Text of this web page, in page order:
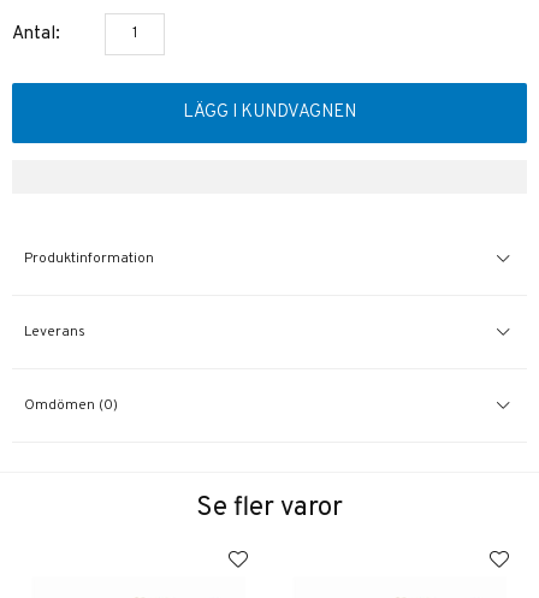
Antal:
LÄGG I KUNDVAGNEN
Produktinformation
Leverans
Omdömen (0)
Se fler varor